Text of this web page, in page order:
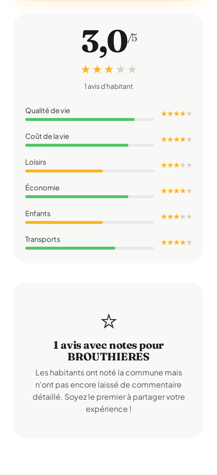
3,0/5
★ ★ ★ ★ ★
1 avis d'habitant
Qualité de vie ★ ★ ★ ★★
Coût de la vie ★ ★ ★ ★★
Loisirs ★ ★ ★★★
Économie ★ ★ ★ ★★
Enfants ★ ★ ★★★
Transports ★ ★ ★ ★★
⭐
1 avis avec notes pour
BROUTHIERES
Les habitants ont noté la commune mais
n'ont pas encore laissé de commentaire
détaillé. Soyez le premier à partager votre
expérience !